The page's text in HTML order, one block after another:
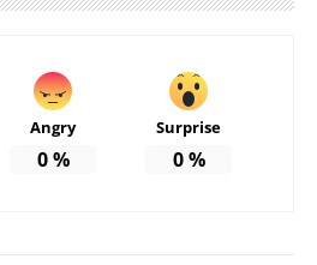
Angry
0%
Surprise
0%